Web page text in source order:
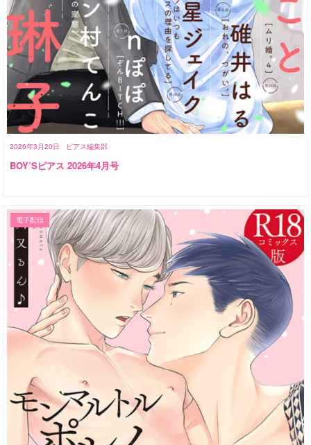
2026年3月20日 ピアス編集部
BOY’Sピアス 2026年4月号
電子配信